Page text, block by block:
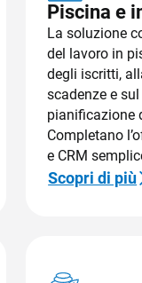
Piscina e
La soluzione
del lavoro in
degli iscritti,
scadenze e
pianificazione
Completano
e CRM
Scopri di più